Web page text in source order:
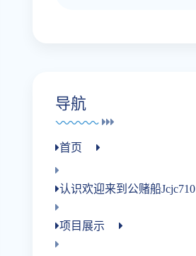
导航
首页
认识欢迎来到公赌船jcjc710
项目展示